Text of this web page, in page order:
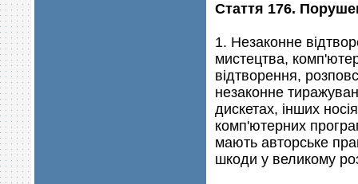
Стаття 176.
1. Незаконне
мистецтва,
відтворення,
незаконне
дискетах, інших
комп'ютерних
мають авторське
шкоди у великому